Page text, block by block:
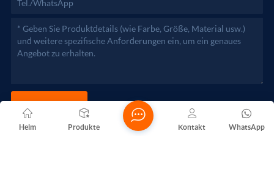
JETZT SENDEN
Heim Produkte WhatsApp
Kontakt